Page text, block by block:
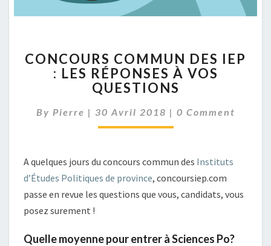
COMMUN
DES
IEP
LES
RÉPONSES
QUESTIONS
CONCOURS COMMUN DES IEP
: LES RÉPONSES À VOS
QUESTIONS
By Pierre | 30 Avril 2018 | Comments
0 Comment
A quelques jours du concours commun des Instituts
d’Études Politiques de province, concoursiep.com
passe en revue les questions que vous, candidats, vous
posez surement !
Quelle moyenne pour entrer à Sciences Po?